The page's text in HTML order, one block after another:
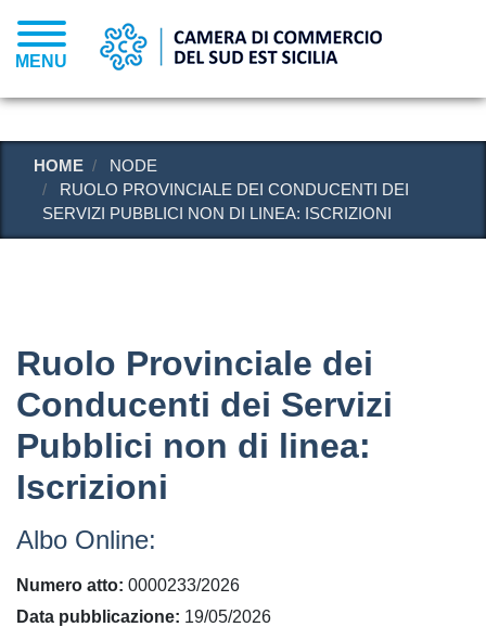
al
contenuto
MENU
HOME
NODE
RUOLO PROVINCIALE DEI CONDUCENTI DEI
SERVIZI PUBBLICI NON DI LINEA: ISCRIZIONI
Ruolo Provinciale dei
Conducenti dei Servizi
Pubblici non di linea:
Iscrizioni
Albo Online:
Numero atto 0000233/2026
Data pubblicazione 19/05/2026